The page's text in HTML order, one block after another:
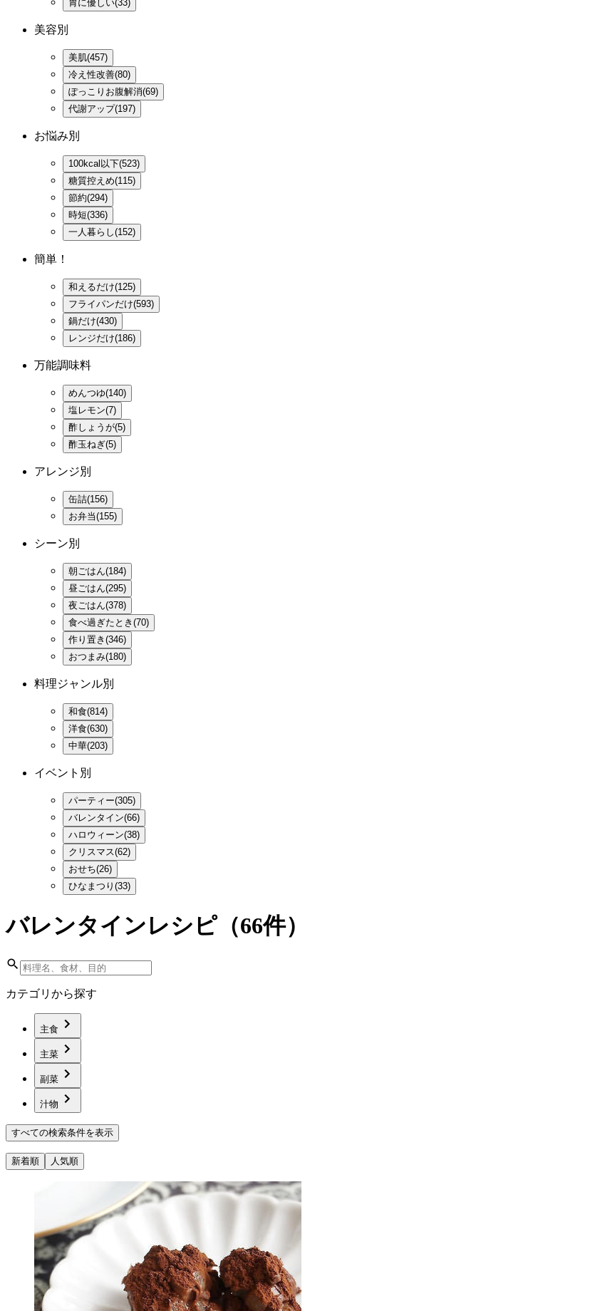
胃に優しい(33)
美容別
美肌(457)
冷え性改善(80)
ぽっこりお腹解消(69)
代謝アップ(197)
お悩み別
100kcal以下(523)
糖質控えめ(115)
節約(294)
時短(336)
一人暮らし(152)
簡単！
和えるだけ(125)
フライパンだけ(593)
鍋だけ(430)
レンジだけ(186)
万能調味料
めんつゆ(140)
塩レモン(7)
酢しょうが(5)
酢玉ねぎ(5)
アレンジ別
缶詰(156)
お弁当(155)
シーン別
朝ごはん(184)
昼ごはん(295)
夜ごはん(378)
食べ過ぎたとき(70)
作り置き(346)
おつまみ(180)
料理ジャンル別
和食(814)
洋食(630)
中華(203)
イベント別
パーティー(305)
バレンタイン(66)
ハロウィーン(38)
クリスマス(62)
おせち(26)
ひなまつり(33)
バレンタインレシピ（66件）
カテゴリから探す
主食
主菜
副菜
汁物
すべての検索条件を表示
新着順 人気順